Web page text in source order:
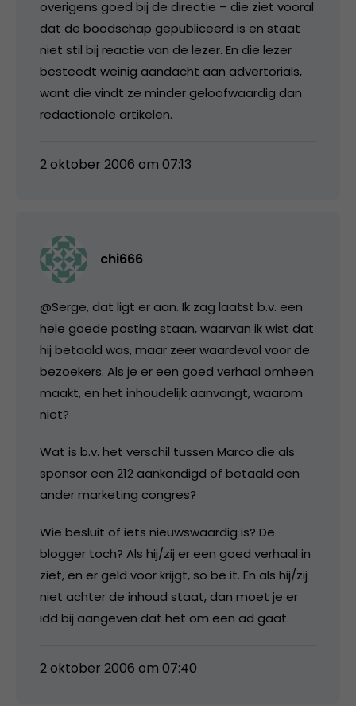
overigens goed bij de directie – die ziet vooral
dat de boodschap gepubliceerd is en staat
niet stil bij reactie van de lezer. En die lezer
besteedt weinig aandacht aan advertorials,
want die vindt ze minder geloofwaardig dan
redactionele artikelen.
2 oktober 2006 om 07:13
chi666
@Serge, dat ligt er aan. Ik zag laatst b.v. een
hele goede posting staan, waarvan ik wist dat
hij betaald was, maar zeer waardevol voor de
bezoekers. Als je er een goed verhaal omheen
maakt, en het inhoudelijk aanvangt, waarom
niet?
Wat is b.v. het verschil tussen Marco die als
sponsor een 212 aankondigd of betaald een
ander marketing congres?
Wie besluit of iets nieuwswaardig is? De
blogger toch? Als hij/zij er een goed verhaal in
ziet, en er geld voor krijgt, so be it. En als hij/zij
niet achter de inhoud staat, dan moet je er
idd bij aangeven dat het om een ad gaat.
2 oktober 2006 om 07:40